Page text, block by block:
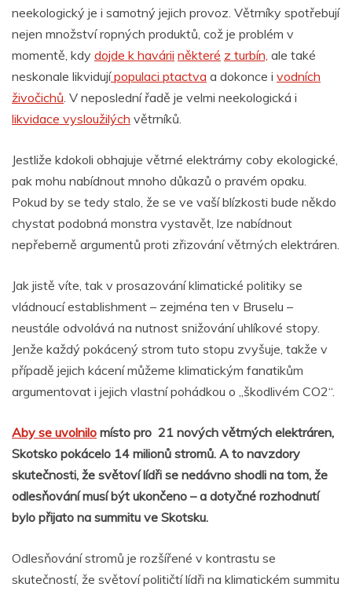
neekologický je i samotný jejich provoz. Větrníky spotřebují
nejen množství ropných produktů, což je problém v
momentě, kdy dojde k havárii některé z turbín, ale také
neskonale likvidujípopulaci ptactva a dokonce i vodních
živočichů . V neposlední řadě je velmi neekologická i
likvidace vysloužilých větrníků.
Jestliže kdokoli obhajuje větrné elektrárny coby ekologické,
pak mohu nabídnout mnoho důkazů o pravém opaku.
Pokud by se tedy stalo, že se ve vaší blízkosti bude někdo
chystat podobná monstra vystavět, lze nabídnout
nepřeberně argumentů proti zřizování větrných elektráren.
Jak jistě víte, tak v prosazování klimatické politiky se
vládnoucí establishment – zejména ten v Bruselu –
neustále odvolává na nutnost snižování uhlíkové stopy.
Jenže každý pokácený strom tuto stopu zvyšuje, takže v
případě jejich kácení můžeme klimatickým fanatikům
argumentovat i jejich vlastní pohádkou o „škodlivém CO2“.
Aby se uvolnilo místo pro 21 nových větrných elektráren,
Skotsko pokácelo 14 milionů stromů. A to navzdory
skutečnosti, že světoví lídři se nedávno shodli na tom, že
odlesňování musí být ukončeno – a dotyčné rozhodnutí
bylo přijato na summitu ve Skotsku.
Odlesňování stromů je rozšířené v kontrastu se
skutečností, že světoví političtí lídři na klimatickém summitu